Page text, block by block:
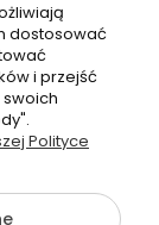
dostosować
i przejść
Polityce